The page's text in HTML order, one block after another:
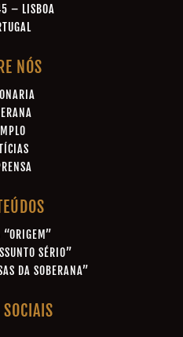
– LISBOA
NÓS
“ORIGEM”
SÉRIO”
DA SOBERANA”
SOCIAIS